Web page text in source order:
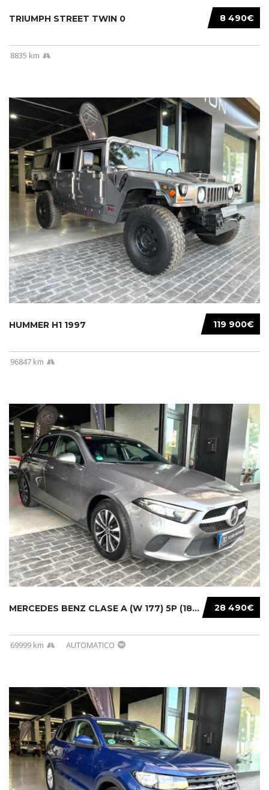
8 490€
TRIUMPH STREET TWIN 0
8835 km
119 900€
HUMMER H1 1997
96847 km
28 490€
MERCEDES BENZ CLASE A (W 177) 5P (18-) 2020....
69999 km AUTOMATICO